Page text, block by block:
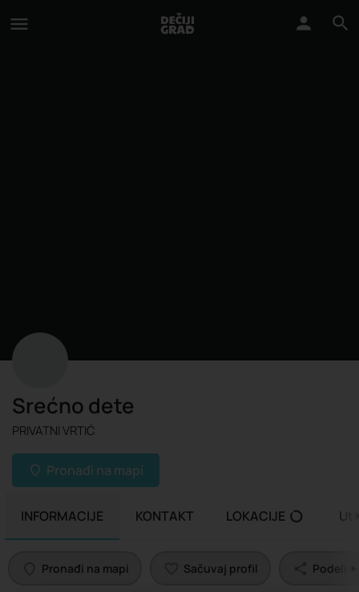
Srećno dete
PRIVATNI VRTIĆ
Pronađi na mapi
INFORMACIJE KONTAKT LOKACIJE
Pronađi na mapi Sačuvaj profil Podeli